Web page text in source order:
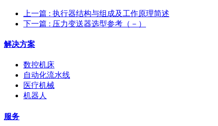
上一篇 : 执行器结构与组成及工作原理简述
下一篇 : 压力变送器选型参考（－）
解决方案
数控机床
自动化流水线
医疗机械
机器人
服务